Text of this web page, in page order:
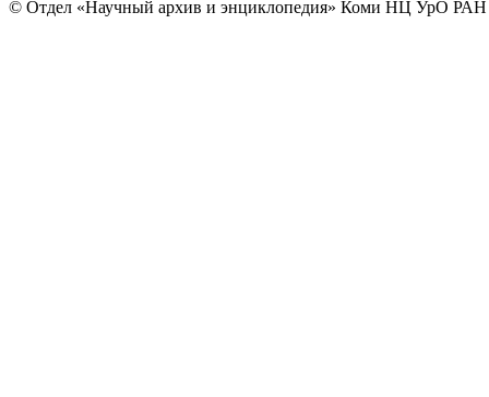
© Отдел «Научный архив и энциклопедия» Коми НЦ УрО РАН